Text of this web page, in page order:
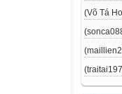
(Võ Tá